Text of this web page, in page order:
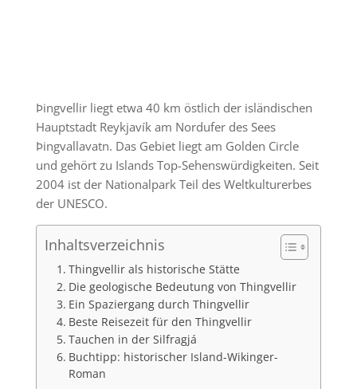
Þingvellir liegt etwa 40 km östlich der isländischen
Hauptstadt Reykjavík am Nordufer des Sees
Þingvallavatn. Das Gebiet liegt am Golden Circle
und gehört zu Islands Top-Sehenswürdigkeiten. Seit
2004 ist der Nationalpark Teil des Weltkulturerbes
der UNESCO.
Inhaltsverzeichnis
Thingvellir als historische Stätte
Die geologische Bedeutung von Thingvellir
Ein Spaziergang durch Thingvellir
Beste Reisezeit für den Thingvellir
Tauchen in der Silfragjá
Buchtipp: historischer Island-Wikinger-
Roman